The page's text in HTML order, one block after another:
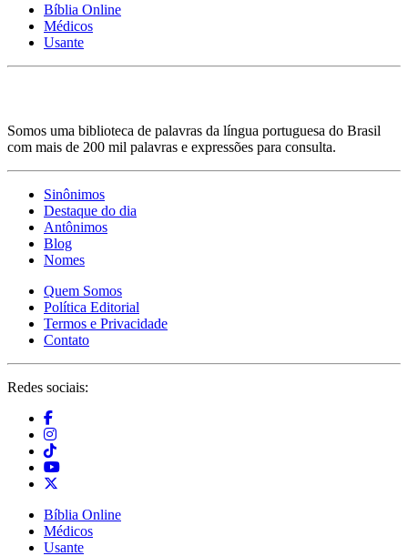
Bíblia Online
Médicos
Usante
Somos uma biblioteca de palavras da língua portuguesa do Brasil
com mais de 200 mil palavras e expressões para consulta.
Sinônimos
Destaque do dia
Antônimos
Blog
Nomes
Quem Somos
Política Editorial
Termos e Privacidade
Contato
Redes sociais:
Bíblia Online
Médicos
Usante